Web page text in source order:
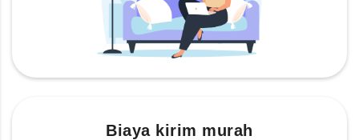
Biaya kirim murah